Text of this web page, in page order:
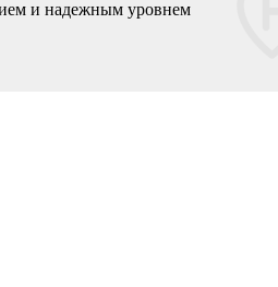
и надежным уровнем